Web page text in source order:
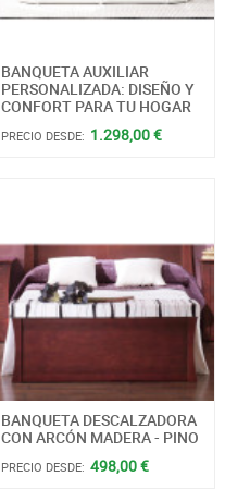
BANQUETA AUXILIAR
PERSONALIZADA: DISEÑO Y
CONFORT PARA TU HOGAR
PRECIO DESDE: 1.298,00 €
BANQUETA DESCALZADORA
CON ARCÓN MADERA - PINO
PRECIO DESDE: 498,00 €